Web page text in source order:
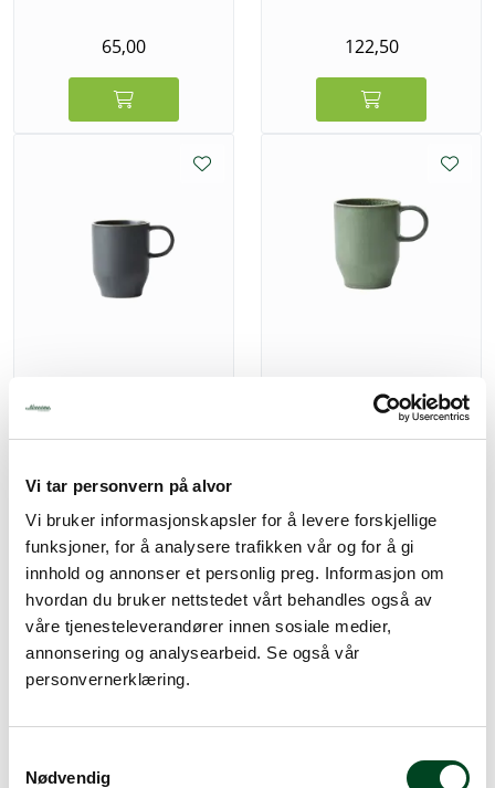
Vi tar personvern på alvor
Vi bruker informasjonskapsler for å levere forskjellige
funksjoner, for å analysere trafikken vår og for å gi
innhold og annonser et personlig preg. Informasjon om
hvordan du bruker nettstedet vårt behandles også av
våre tjenesteleverandører innen sosiale medier,
annonsering og analysearbeid. Se også vår
personvernerklæring.
Nødvendig
65,00 122,50
Smoky Basil